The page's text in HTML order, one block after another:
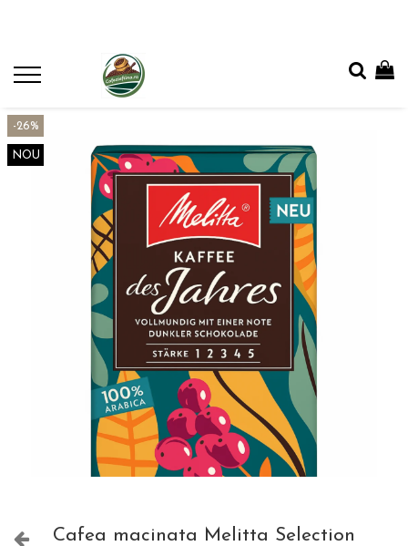
-26%
NOU
Cafea macinata Melitta Selection